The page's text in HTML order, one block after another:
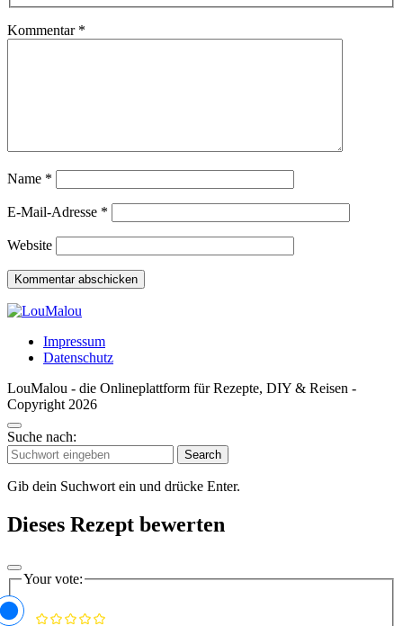
Kommentar *
Name *
E-Mail-Adresse *
Website
Impressum
Datenschutz
LouMalou - die Onlineplattform für Rezepte, DIY & Reisen -
Copyright 2026
Suche nach:
Search
Gib dein Suchwort ein und drücke Enter.
Dieses Rezept bewerten
Your vote: